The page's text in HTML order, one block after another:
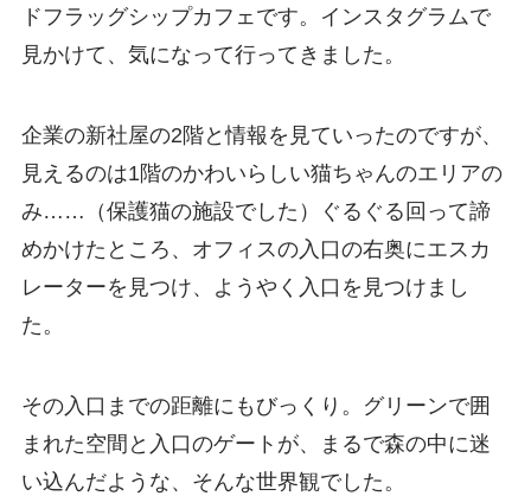
ドフラッグシップカフェです。インスタグラムで
見かけて、気になって行ってきました。
企業の新社屋の2階と情報を見ていったのですが、
見えるのは1階のかわいらしい猫ちゃんのエリアの
み……（保護猫の施設でした）ぐるぐる回って諦
めかけたところ、オフィスの入口の右奥にエスカ
レーターを見つけ、ようやく入口を見つけまし
た。
その入口までの距離にもびっくり。グリーンで囲
まれた空間と入口のゲートが、まるで森の中に迷
い込んだような、そんな世界観でした。